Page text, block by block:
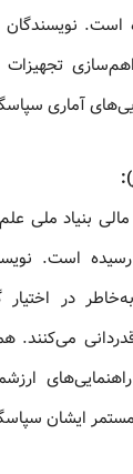
شده است.
آماری
بنیاد ملی
رسیده است.
در
می‌کنند.
ایشان